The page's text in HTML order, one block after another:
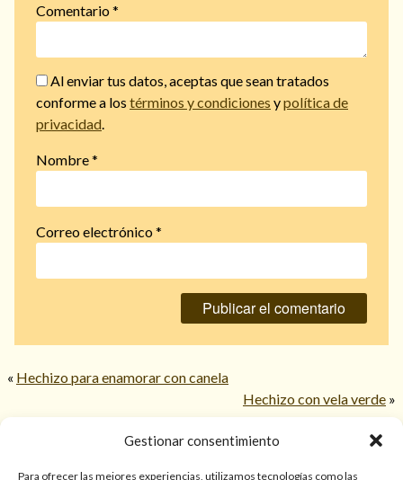
Gestionar consentimiento
Para ofrecer las mejores experiencias, utilizamos tecnologías como las
Comentario*
Al enviar tus datos, aceptas que sean tratados
conforme a los términos y condiciones ypolítica de
privacidad
Nombre*
Correo electrónico*
« Hechizo para enamorar con canela
Hechizo con vela verde »